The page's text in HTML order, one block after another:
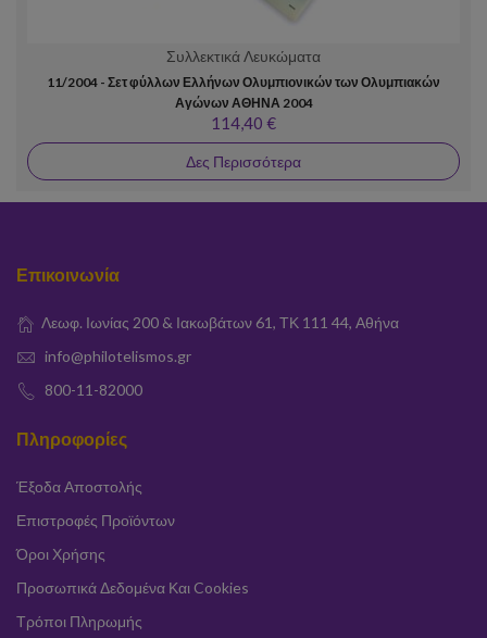
Συλλεκτικά Λευκώματα
11/2004 - Σετ φύλλων Ελλήνων Ολυμπιονικών των Ολυμπιακών
Αγώνων ΑΘΗΝΑ 2004
114,40 €
Δες Περισσότερα
Επικοινωνία
Λεωφ. Ιωνίας 200 & Ιακωβάτων 61, ΤΚ 111 44, Αθήνα
info@philotelismos.gr
800-11-82000
Πληροφορίες
Έξοδα Αποστολής
Επιστροφές Προϊόντων
Όροι Χρήσης
Προσωπικά Δεδομένα Και Cookies
Τρόποι Πληρωμής